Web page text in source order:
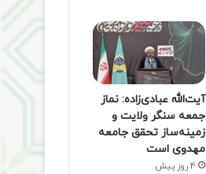
آیت‌الله عبادی‌زاده: نماز
جمعه سنگر ولایت و
زمینه‌ساز تحقق جامعه
مهدوی است
4 روز پیش